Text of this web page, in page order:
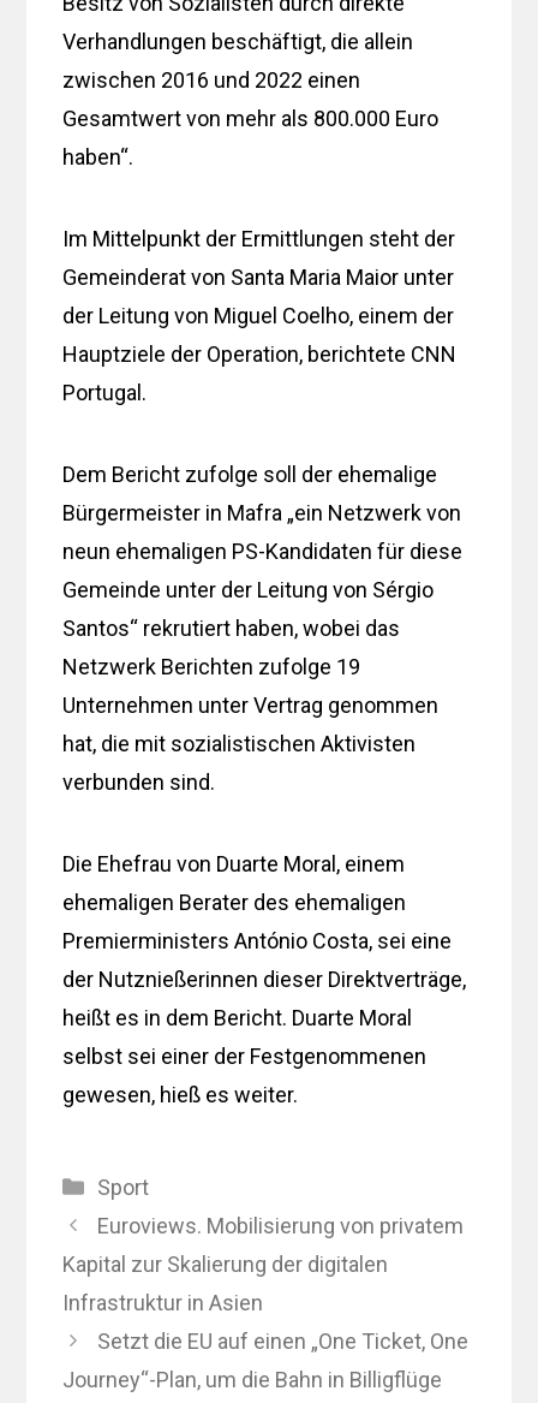
Verhandlungen beschäftigt, die allein
zwischen 2016 und 2022 einen
Gesamtwert von mehr als 800.000 Euro
haben“.
Im Mittelpunkt der Ermittlungen steht der
Gemeinderat von Santa Maria Maior unter
der Leitung von Miguel Coelho, einem der
Hauptziele der Operation, berichtete CNN
Portugal.
Dem Bericht zufolge soll der ehemalige
Bürgermeister in Mafra „ein Netzwerk von
neun ehemaligen PS-Kandidaten für diese
Gemeinde unter der Leitung von Sérgio
Santos“ rekrutiert haben, wobei das
Netzwerk Berichten zufolge 19
Unternehmen unter Vertrag genommen
hat, die mit sozialistischen Aktivisten
verbunden sind.
Die Ehefrau von Duarte Moral, einem
ehemaligen Berater des ehemaligen
Premierministers António Costa, sei eine
der Nutznießerinnen dieser Direktverträge,
heißt es in dem Bericht. Duarte Moral
selbst sei einer der Festgenommenen
gewesen, hieß es weiter.
Kategorien
Sport
Euroviews. Mobilisierung von privatem
Kapital zur Skalierung der digitalen
Infrastruktur in Asien
Setzt die EU auf einen „One Ticket, One
Journey“-Plan, um die Bahn in Billigflüge